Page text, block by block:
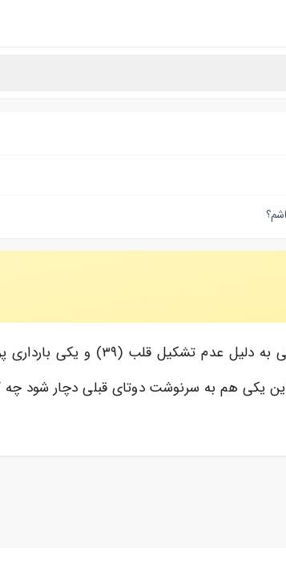
این یکی هم به سرنوشت دوتای قبلی دچار شود چه